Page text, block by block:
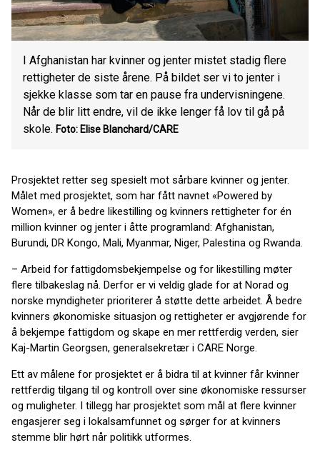
I Afghanistan har kvinner og jenter mistet stadig flere
rettigheter de siste årene. På bildet ser vi to jenter i
sjekke klasse som tar en pause fra undervisningene.
Når de blir litt endre, vil de ikke lenger få lov til gå på
skole. Foto: Elise Blanchard/CARE
Prosjektet retter seg spesielt mot sårbare kvinner og jenter.
Målet med prosjektet, som har fått navnet «Powered by
Women», er å bedre likestilling og kvinners rettigheter for én
million kvinner og jenter i åtte programland: Afghanistan,
Burundi, DR Kongo, Mali, Myanmar, Niger, Palestina og Rwanda.
– Arbeid for fattigdomsbekjempelse og for likestilling møter
flere tilbakeslag nå. Derfor er vi veldig glade for at Norad og
norske myndigheter prioriterer å støtte dette arbeidet. Å bedre
kvinners økonomiske situasjon og rettigheter er avgjørende for
å bekjempe fattigdom og skape en mer rettferdig verden, sier
Kaj-Martin Georgsen, generalsekretær i CARE Norge.
Ett av målene for prosjektet er å bidra til at kvinner får kvinner
rettferdig tilgang til og kontroll over sine økonomiske ressurser
og muligheter. I tillegg har prosjektet som mål at flere kvinner
engasjerer seg i lokalsamfunnet og sørger for at kvinners
stemme blir hørt når politikk utformes.